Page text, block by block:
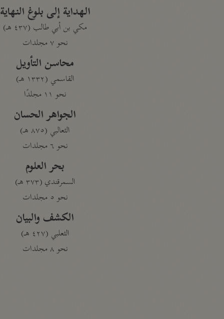
الهداية إلى بلوغ النهاية
مكي بن أبي طالب (٤٣٧ هـ)
نحو ٧ مجلدات
محاسن التأويل
القاسمي (١٣٣٢ هـ)
نحو ١١ مجلدًا
الجواهر الحسان
الثعالبي (٨٧٥ هـ)
نحو ٦ مجلدات
بحر العلوم
السمرقندي (٣٧٣ هـ)
نحو ٥ مجلدات
الكشف والبيان
الثعلبي (٤٢٧ هـ)
نحو ٨ مجلدات